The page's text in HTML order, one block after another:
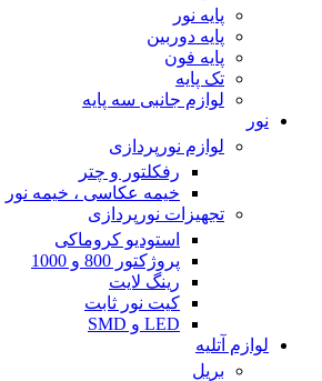
پایه نور
پایه دوربین
پایه فون
تک پایه
لوازم جانبی سه پایه
نور
لوازم نورپردازی
رفکلتور و چتر
خیمه عکاسی ، خیمه نور
تجهیزات نورپردازی
استودیو کروماکی
پروژکتور 800 و 1000
رینگ لایت
کیت نور ثابت
LED و SMD
لوازم آتلیه
بریل